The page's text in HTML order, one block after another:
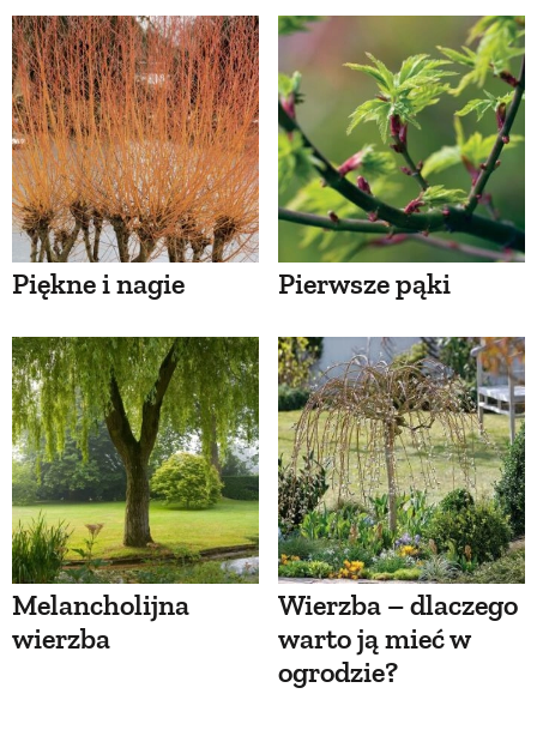
Piękne i nagie Pierwsze pąki
Melancholijna
wierzba
Wierzba – dlaczego
warto ją mieć w
ogrodzie?